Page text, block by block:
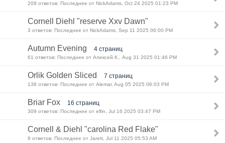
209 ответов: Последнее от NickAdams, Oct 24 2025 01:23 PM
Cornell Diehl "reserve Xxv Dawn"
3 ответов: Последнее от NickAdams, Sep 11 2025 06:00 PM
Autumn Evening 4 страниц
61 ответов: Последнее от Алексей К., Aug 31 2025 01:46 PM
Orlik Golden Sliced 7 страниц
138 ответов: Последнее от Alemar, Aug 05 2025 06:03 PM
Briar Fox 16 страниц
309 ответов: Последнее от elfin, Jul 16 2025 03:47 PM
Cornell & Diehl "carolina Red Flake"
9 ответов: Последнее от Jarett, Jul 11 2025 05:53 AM